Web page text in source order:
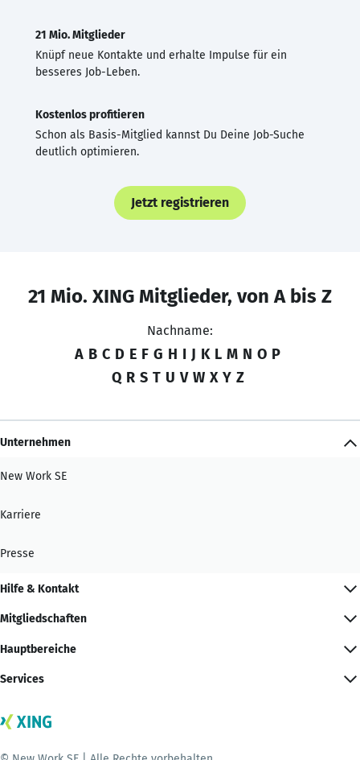
21 Mio. Mitglieder
Knüpf neue Kontakte und erhalte Impulse für ein
besseres Job-Leben.
Kostenlos profitieren
Schon als Basis-Mitglied kannst Du Deine Job-Suche
deutlich optimieren.
Jetzt registrieren
21 Mio. XING Mitglieder, von A bis Z
Nachname:
A B C D E F G H I J K L M N O P
Q R S T U V W X Y Z
Unternehmen
New Work SE
Karriere
Presse
Hilfe & Kontakt
Mitgliedschaften
Hauptbereiche
Services